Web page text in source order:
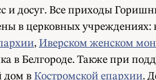
и досуг. Все приходы
в церковных учреждениях:
, Иверском женском
в Белгороде. Также при
дом в Костромской епархии.